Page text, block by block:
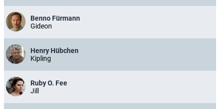
Benno Fürmann
Gideon
Henry Hübchen
Kipling
Ruby O. Fee
Jill